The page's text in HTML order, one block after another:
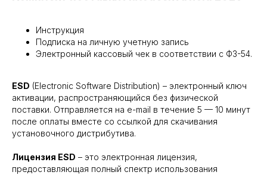
Инструкция
Подписка на личную учетную запись
Электронный кассовый чек в соответствии с ФЗ-54.
ESD (Electronic Software Distribution) – электронный ключ
активации, распространяющийся без физической
поставки. Отправляется на e-mail в течение 5 — 10 минут
после оплаты вместе со ссылкой для скачивания
установочного дистрибутива.
Лицензия ESD – это электронная лицензия,
предоставляющая полный спектр использования